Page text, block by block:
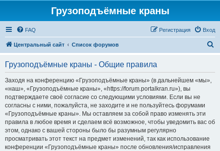
Грузоподъёмные краны
FAQ Вход
Регистрация
Центральный сайт Список форумов
Грузоподъёмные краны - Общие правила
Заходя на конференцию «Грузоподъёмные краны» (в дальнейшем «мы»,
«наш», «Грузоподъёмные краны», «https://forum.portalkran.ru»), вы
подтверждаете своё согласие со следующими условиями. Если вы не
согласны с ними, пожалуйста, не заходите и не пользуйтесь форумами
«Грузоподъёмные краны». Мы оставляем за собой право изменять эти
правила в любое время и сделаем всё возможное, чтобы уведомить вас об
этом, однако с вашей стороны было бы разумным регулярно
просматривать этот текст на предмет изменений, так как использование
конференции «Грузоподъёмные краны» после обновления/исправления